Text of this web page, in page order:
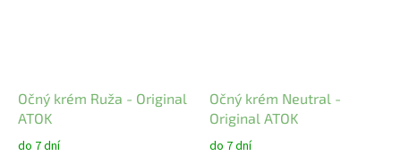
Očný krém Ruža - Original
ATOK
do 7 dní
Očný krém Neutral -
Original ATOK
do 7 dní